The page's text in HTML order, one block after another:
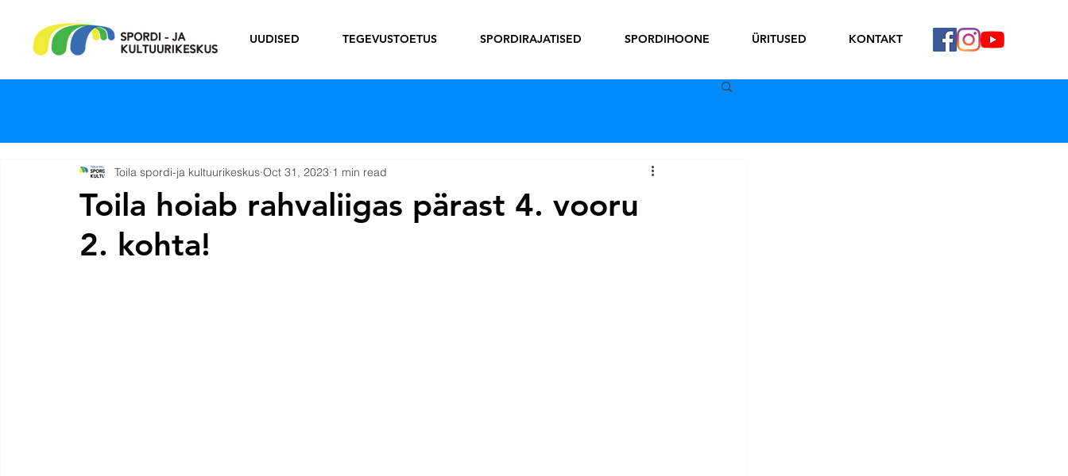
UUDISED TEGEVUSTOETUS SPORDIRAJATISED SPORDIHOONE ÜRITUSED KONTAKT
Toila hoiab rahvaliigas pärast 4. vooru
2. kohta!
Toila spordi-ja kultuurikeskus Oct 31, 2023 1 min read